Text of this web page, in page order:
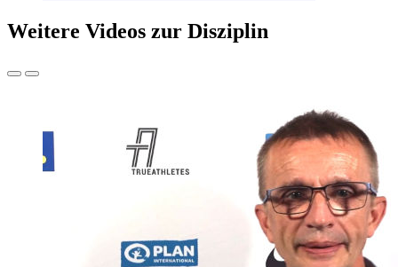
Weitere Videos zur Disziplin